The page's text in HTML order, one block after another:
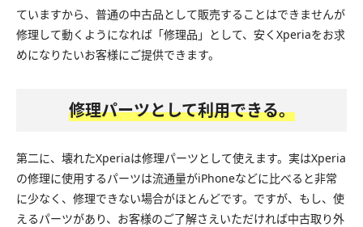
ていますから、普通の中古品として販売することはできませんが
修理して動くようになれば「修理品」として、安くXperiaをお求
めになりたいお客様にご提供できます。
修理パーツとして利用できる。
第二に、壊れたXperiaは修理パーツとして使えます。実はXperia
の修理に使用するパーツは流通量がiPhoneなどに比べると非常
に少なく、修理できない場合がほとんどです。ですが、もし、使
えるパーツがあり、お客様のご了解さえいただければ中古取り外